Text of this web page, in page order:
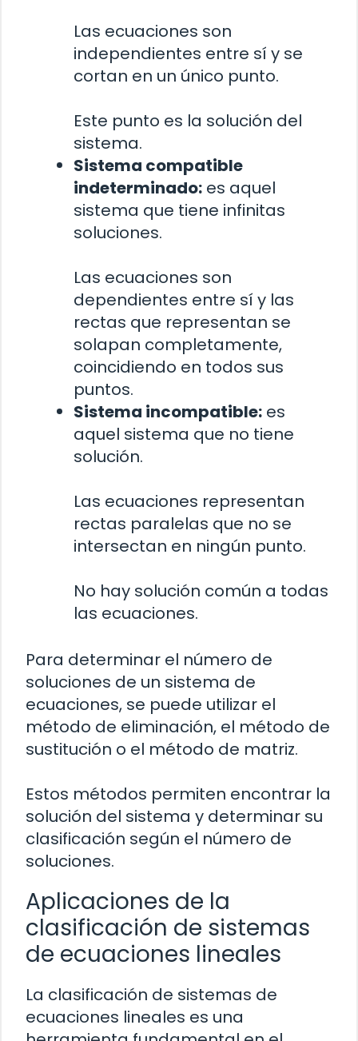
Las ecuaciones son
independientes entre sí y se
cortan en un único punto.
Este punto es la solución del
sistema.
Sistema compatible
indeterminado: es aquel
sistema que tiene infinitas
soluciones.
Las ecuaciones son
dependientes entre sí y las
rectas que representan se
solapan completamente,
coincidiendo en todos sus
puntos.
Sistema incompatible: es
aquel sistema que no tiene
solución.
Las ecuaciones representan
rectas paralelas que no se
intersectan en ningún punto.
No hay solución común a todas
las ecuaciones.
Para determinar el número de
soluciones de un sistema de
ecuaciones, se puede utilizar el
método de eliminación, el método de
sustitución o el método de matriz.
Estos métodos permiten encontrar la
solución del sistema y determinar su
clasificación según el número de
soluciones.
Aplicaciones de la
clasificación de sistemas
de ecuaciones lineales
La clasificación de sistemas de
ecuaciones lineales es una